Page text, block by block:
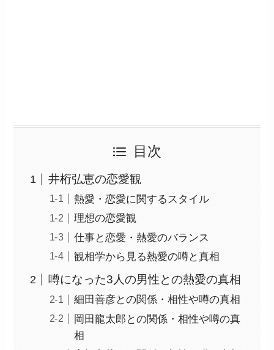
目次
井桁弘恵の恋愛観
熱愛・恋愛に関するスタイル
理想の恋愛観
仕事と恋愛・熱愛のバランス
観相学から見る熱愛の噂と真相
噂になった3人の男性との熱愛の真相
細田善彦との関係・相性や噂の真相
岡田龍太郎との関係・相性や噂の真
相